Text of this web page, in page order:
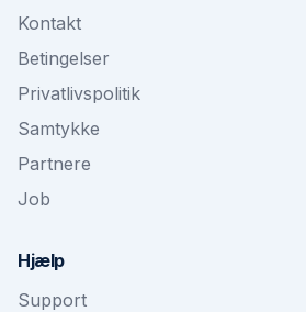
Kontakt
Betingelser
Privatlivspolitik
Samtykke
Partnere
Job
Hjælp
Support